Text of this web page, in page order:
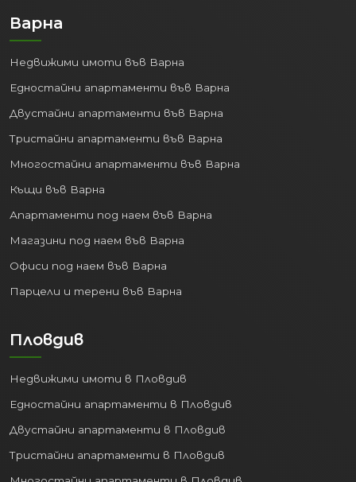
утвърждава като водещ център за
изнесени бизнес услуги.
Транспорт и Логистика:
Благодарение на пристанището и
Образование:Няколко
университета и колежи привличат
студенти от цялата страна и
Стабилната икономика генерира
на живот, правейки покупката на
3. Високо качество на
Животът във Варна предлага
на големия град и спокойствието на
морския курорт:
Варна
Недвижими имоти във Варна
Едностайни апартаменти във Варна
Двустайни апартаменти във Варна
Тристайни апартаменти във Варна
Многостайни апартаменти във Варна
Къщи във Варна
Апартаменти под наем във Варна
Магазини под наем във Варна
Офиси под наем във Варна
Парцели и терени във Варна
Пловдив
Недвижими имоти в Пловдив
Едностайни апартаменти в Пловдив
Двустайни апартаменти в Пловдив
Тристайни апартаменти в Пловдив